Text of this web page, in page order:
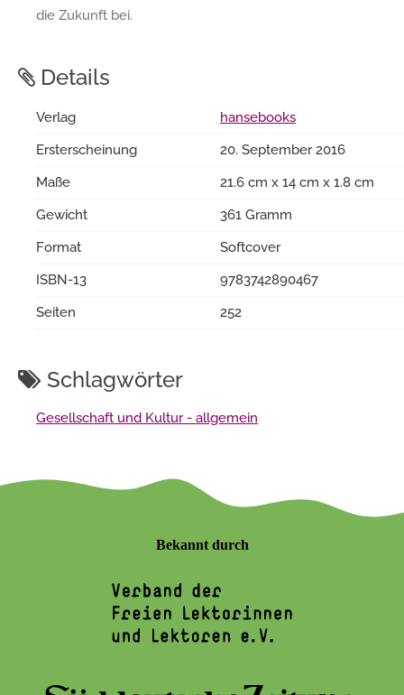
die Zukunft bei.
Details
Verlag
hansebooks
Ersterscheinung
20. September 2016
Maße
21.6 cm x 14 cm x 1.8 cm
Gewicht
361 Gramm
Format
Softcover
ISBN-13
9783742890467
Seiten
252
Schlagwörter
Gesellschaft und Kultur - allgemein
Bekannt durch